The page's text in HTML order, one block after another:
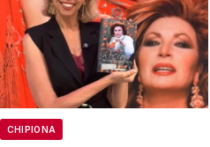
CHIPIONA